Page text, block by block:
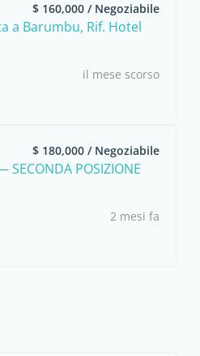
$ 160,000 / Negoziabile
a Barumbu, Rif. Hotel
il mese scorso
$ 180,000 / Negoziabile
SECONDA POSIZIONE
2 mesi fa